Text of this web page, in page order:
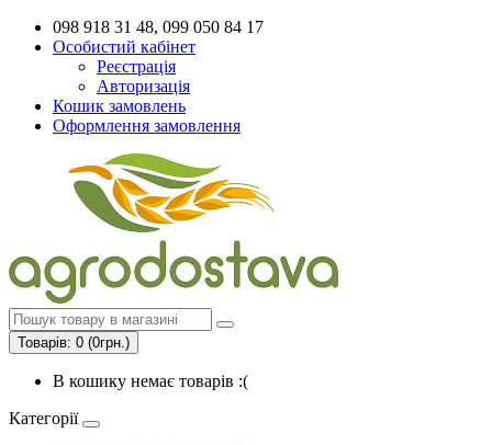
098 918 31 48, 099 050 84 17
Особистий кабінет
Реєстрація
Авторизація
Кошик замовлень
Оформлення замовлення
Товарів: 0 (0грн.)
В кошику немає товарів :(
Категорії